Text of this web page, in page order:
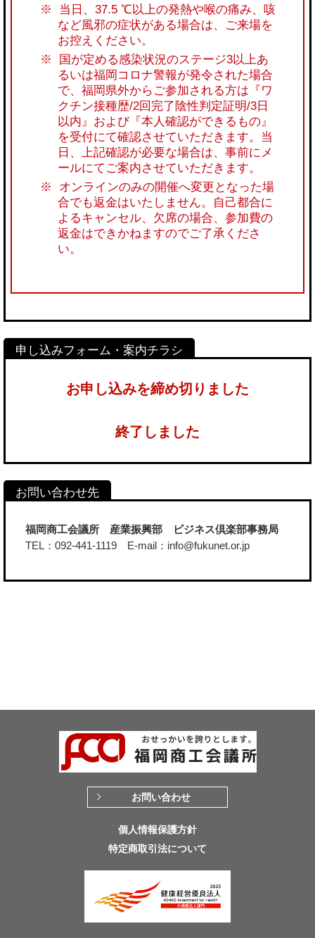
当日、37.5 ℃以上の発熱や喉の痛み、咳
など風邪の症状がある場合は、ご来場を
お控えください。
国が定める感染状況のステージ3以上あ
るいは福岡コロナ警報が発令された場合
で、福岡県外からご参加される方は『ワ
クチン接種歴/2回完了陰性判定証明/3日
以内』および『本人確認ができるもの』
を受付にて確認させていただきます。当
日、上記確認が必要な場合は、事前にメ
ールにてご案内させていただきます。
オンラインのみの開催へ変更となった場
合でも返金はいたしません。自己都合に
よるキャンセル、欠席の場合、参加費の
返金はできかねますのでご了承くださ
い。
お申し込みを締め切りました
終了しました
福岡商工会議所 産業振興部 ビジネス倶楽部事務局
TEL：092-441-1119 E-mail：info@fukunet.or.jp
お問い合わせ
個人情報保護方針
特定商取引法について